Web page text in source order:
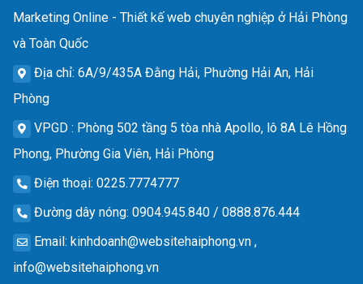
Marketing Online - Thiết kế web chuyên nghiệp ở Hải Phòng
và Toàn Quốc
Địa chỉ: 6A/9/435A Đằng Hải, Phường Hải An, Hải
Phòng
VPGD : Phòng 502 tầng 5 tòa nhà Apollo, lô 8A Lê Hồng
Phong, Phường Gia Viên, Hải Phòng
Điện thoại: 0225.7774777
Đường dây nóng: 0904.945.840 / 0888.876.444
Email: kinhdoanh@websitehaiphong.vn ,
info@websitehaiphong.vn